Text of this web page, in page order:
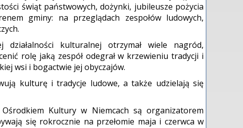
świąt państwowych, dożynki, jubileusze pożycia
gminy: na przeglądach zespołów ludowych,
działalności kulturalnej otrzymał wiele nagród,
rolę jaką zespół odegrał w krzewieniu tradycji i
wsi i bogactwie jej obyczajów.
kulturę i tradycje ludowe, a także udzielają się
Kultury w Niemcach są organizatorem
się rokrocznie na przełomie maja i czerwca w